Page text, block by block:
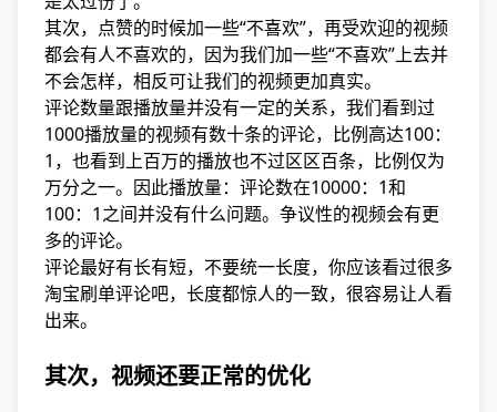
其次，点赞的时候加一些“不喜欢”，再受欢迎的视频
都会有人不喜欢的，因为我们加一些“不喜欢”上去并
不会怎样，相反可让我们的视频更加真实。
评论数量跟播放量并没有一定的关系，我们看到过
1000播放量的视频有数十条的评论，比例高达100：
1，也看到上百万的播放也不过区区百条，比例仅为
万分之一。因此播放量：评论数在10000：1和
100：1之间并没有什么问题。争议性的视频会有更
多的评论。
评论最好有长有短，不要统一长度，你应该看过很多
淘宝刷单评论吧，长度都惊人的一致，很容易让人看
出来。
其次，视频还要正常的优化